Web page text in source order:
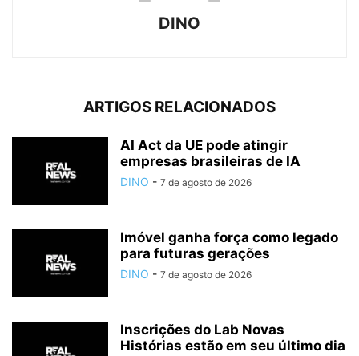
DINO
ARTIGOS RELACIONADOS
AI Act da UE pode atingir
empresas brasileiras de IA
DINO - 7 de agosto de 2026
Imóvel ganha força como legado
para futuras gerações
DINO - 7 de agosto de 2026
Inscrições do Lab Novas
Histórias estão em seu último dia